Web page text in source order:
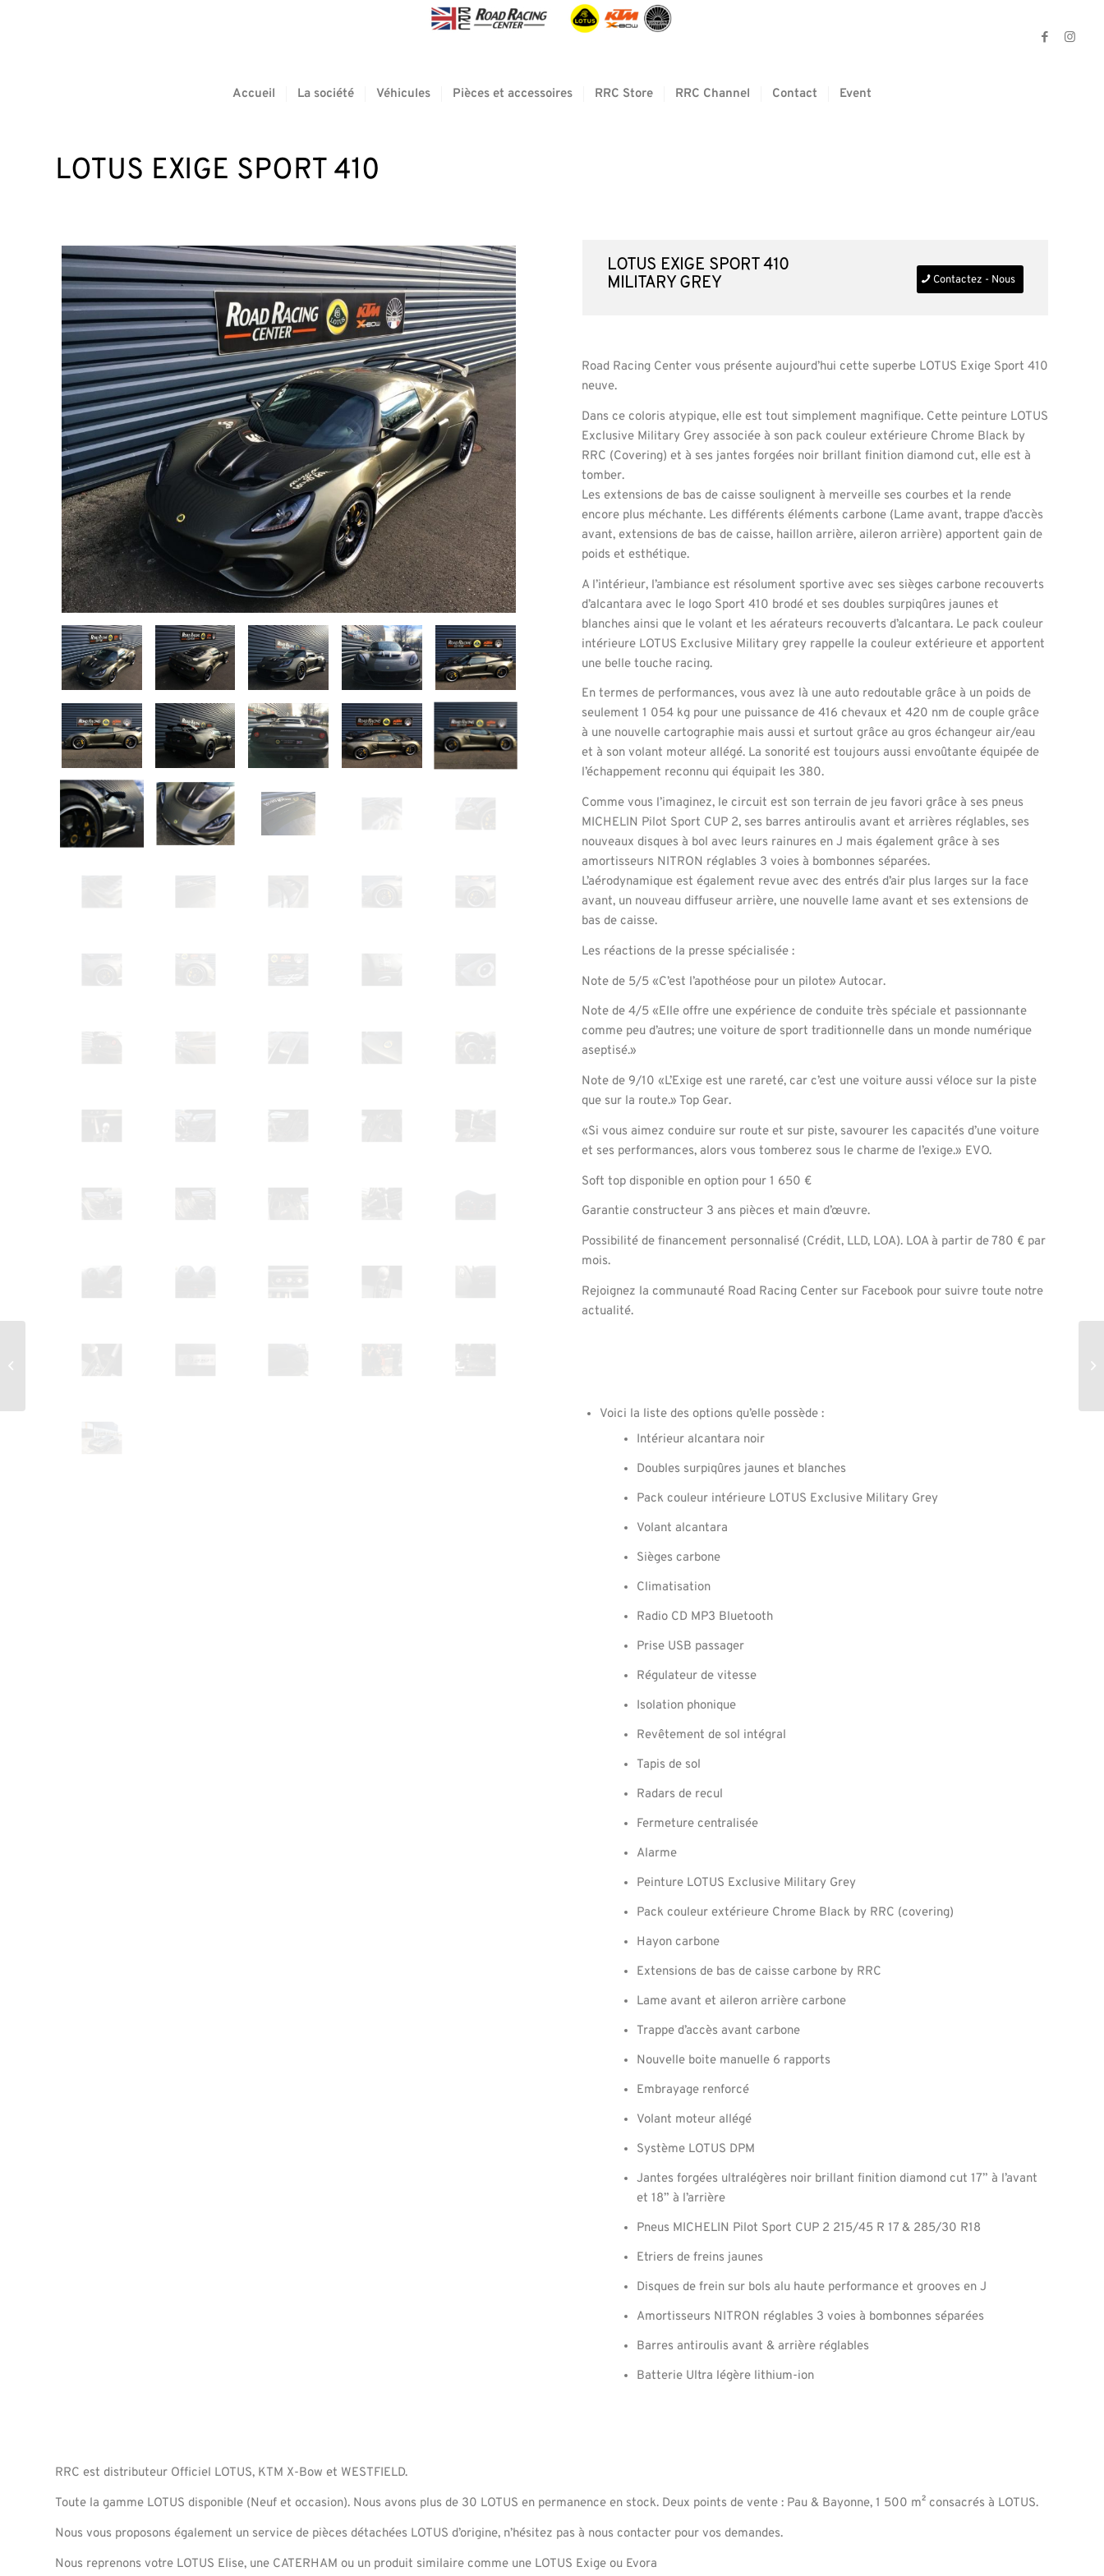
Accueil La société Véhicules Pièces et accessoires RRC Store RRC Channel Contact Event
LOTUS EXIGE SPORT 410
LOTUS Exige Sport 410
Military grey
Contactez - Nous
Road Racing Center vous présente aujourd’hui cette superbe LOTUS Exige Sport 410
neuve.
Dans ce coloris atypique, elle est tout simplement magnifique. Cette peinture LOTUS
Exclusive Military Grey associée à son pack couleur extérieure Chrome Black by
RRC (Covering) et à ses jantes forgées noir brillant finition diamond cut, elle est à
tomber.
Les extensions de bas de caisse soulignent à merveille ses courbes et la rende
encore plus méchante. Les différents éléments carbone (Lame avant, trappe d’accès
avant, extensions de bas de caisse, haillon arrière, aileron arrière) apportent gain de
poids et esthétique.
A l’intérieur, l’ambiance est résolument sportive avec ses sièges carbone recouverts
d’alcantara avec le logo Sport 410 brodé et ses doubles surpiqûres jaunes et
blanches ainsi que le volant et les aérateurs recouverts d’alcantara. Le pack couleur
intérieure LOTUS Exclusive Military grey rappelle la couleur extérieure et apportent
une belle touche racing.
En termes de performances, vous avez là une auto redoutable grâce à un poids de
seulement 1 054 kg pour une puissance de 416 chevaux et 420 nm de couple grâce
à une nouvelle cartographie mais aussi et surtout grâce au gros échangeur air/eau
et à son volant moteur allégé. La sonorité est toujours aussi envoûtante équipée de
l’échappement reconnu qui équipait les 380.
Comme vous l’imaginez, le circuit est son terrain de jeu favori grâce à ses pneus
MICHELIN Pilot Sport CUP 2, ses barres antiroulis avant et arrières réglables, ses
nouveaux disques à bol avec leurs rainures en J mais également grâce à ses
amortisseurs NITRON réglables 3 voies à bombonnes séparées.
L’aérodynamique est également revue avec des entrés d’air plus larges sur la face
avant, un nouveau diffuseur arrière, une nouvelle lame avant et ses extensions de
bas de caisse.
Les réactions de la presse spécialisée :
Note de 5/5 «C’est l’apothéose pour un pilote» Autocar.
Note de 4/5 «Elle offre une expérience de conduite très spéciale et passionnante
comme peu d’autres; une voiture de sport traditionnelle dans un monde numérique
aseptisé.»
Note de 9/10 «L’Exige est une rareté, car c’est une voiture aussi véloce sur la piste
que sur la route.» Top Gear.
«Si vous aimez conduire sur route et sur piste, savourer les capacités d’une voiture
et ses performances, alors vous tomberez sous le charme de l’exige.» EVO.
Soft top disponible en option pour 1 650 €
Garantie constructeur 3 ans pièces et main d’œuvre.
Possibilité de financement personnalisé (Crédit, LLD, LOA). LOA à partir de 780 € par
mois.
Rejoignez la communauté Road Racing Center sur Facebook pour suivre toute notre
actualité.
Voici la liste des options qu’elle possède :
Intérieur alcantara noir
Doubles surpiqûres jaunes et blanches
Pack couleur intérieure LOTUS Exclusive Military Grey
Volant alcantara
Sièges carbone
Climatisation
Radio CD MP3 Bluetooth
Prise USB passager
Régulateur de vitesse
Isolation phonique
Revêtement de sol intégral
Tapis de sol
Radars de recul
Fermeture centralisée
Alarme
Peinture LOTUS Exclusive Military Grey
Pack couleur extérieure Chrome Black by RRC (covering)
Hayon carbone
Extensions de bas de caisse carbone by RRC
Lame avant et aileron arrière carbone
Trappe d’accès avant carbone
Nouvelle boite manuelle 6 rapports
Embrayage renforcé
Volant moteur allégé
Système LOTUS DPM
Jantes forgées ultralégères noir brillant finition diamond cut 17” à l’avant
et 18” à l’arrière
Pneus MICHELIN Pilot Sport CUP 2 215/45 R 17 & 285/30 R18
Etriers de freins jaunes
Disques de frein sur bols alu haute performance et grooves en J
Amortisseurs NITRON réglables 3 voies à bombonnes séparées
Barres antiroulis avant & arrière réglables
Batterie Ultra légère lithium‐ion
RRC est distributeur Officiel LOTUS, KTM X-Bow et WESTFIELD.
Toute la gamme LOTUS disponible (Neuf et occasion). Nous avons plus de 30 LOTUS en permanence en stock. Deux points de vente : Pau & Bayonne, 1 500 m² consacrés à LOTUS.
Nous vous proposons également un service de pièces détachées LOTUS d’origine, n’hésitez pas à nous contacter pour vos demandes.
Nous reprenons votre LOTUS Elise, une CATERHAM ou un produit similaire comme une LOTUS Exige ou Evora